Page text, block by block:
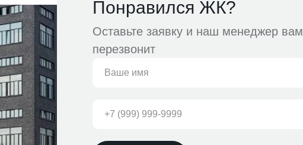
Оставьте заявку и наш менеджер вам
перезвонит
Понравился ЖК?